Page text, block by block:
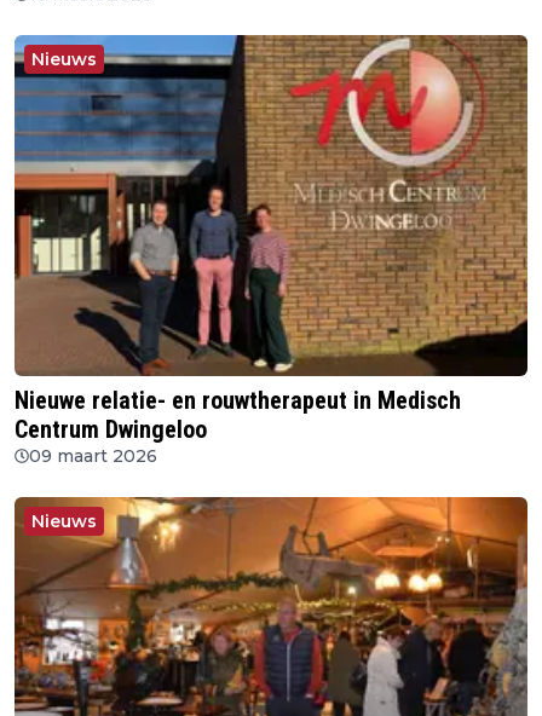
Nieuws
Nieuwe relatie- en rouwtherapeut in Medisch
Centrum Dwingeloo
09 maart 2026
Nieuws